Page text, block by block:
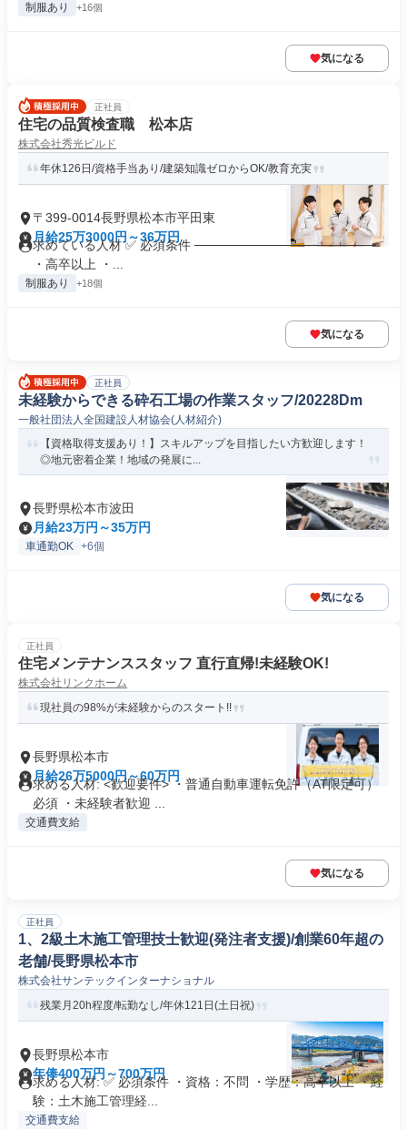
制服あり +16個
気になる
正社員
住宅の品質検査職 松本店
株式会社秀光ビルド
年休126日/資格手当あり/建築知識ゼロからOK/教育充実
〒399-0014長野県松本市平田東
月給25万3000円～36万円
求めている人材 ✅ 必須条件 ────────────────────
・高卒以上 ・...
制服あり +18個
気になる
正社員
未経験からできる砕石工場の作業スタッフ/20228Dm
一般社団法人全国建設人材協会(人材紹介)
【資格取得支援あり！】スキルアップを目指したい方歓迎します！
◎地元密着企業！地域の発展に...
長野県松本市波田
月給23万円～35万円
車通勤OK +6個
気になる
正社員
住宅メンテナンススタッフ 直行直帰!未経験OK!
株式会社リンクホーム
現社員の98%が未経験からのスタート!!
長野県松本市
月給26万5000円～60万円
求める人材: <歓迎要件> ・普通自動車運転免許（AT限定可）
必須 ・未経験者歓迎 ...
交通費支給
気になる
正社員
1、2級土木施工管理技士歓迎(発注者支援)/創業60年超の
老舗/長野県松本市
株式会社サンテックインターナショナル
残業月20h程度/転勤なし/年休121日(土日祝)
長野県松本市
年俸400万円～700万円
求める人材: ✅ 必須条件 ・資格：不問 ・学歴：高卒以上 ・経
験：土木施工管理経...
交通費支給